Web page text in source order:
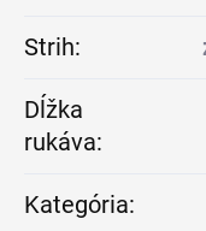
Strih:
Dĺžka
rukáva:
Kategória: